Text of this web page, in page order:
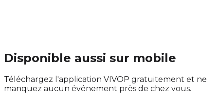
Disponible aussi sur mobile
Téléchargez l'application VIVOP gratuitement et ne
manquez aucun événement près de chez vous.